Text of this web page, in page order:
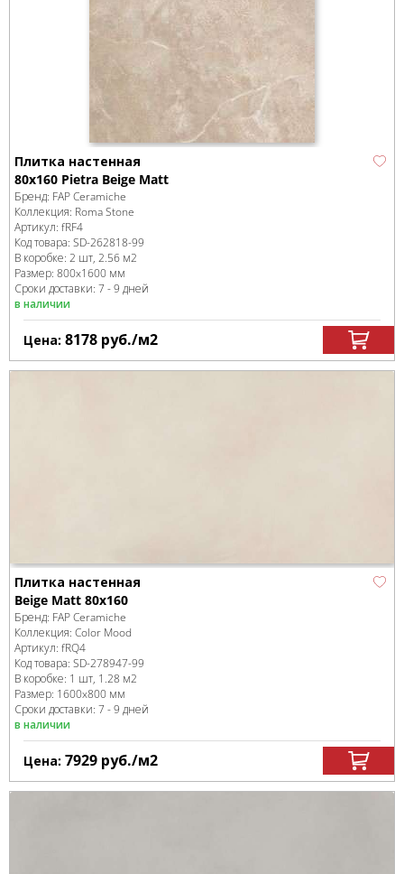
Плитка настенная
80x160 Pietra Beige Matt
Бренд: FAP Ceramiche
Коллекция: Roma Stone
Артикул: fRF4
Код товара: SD-262818-99
В коробке: 2 шт, 2.56 м2
Размер: 800x1600 мм
Сроки доставки: 7 - 9 дней
в наличии
Цена: 8178 руб./м2
Плитка настенная
Beige Matt 80x160
Бренд: FAP Ceramiche
Коллекция: Color Mood
Артикул: fRQ4
Код товара: SD-278947-99
В коробке: 1 шт, 1.28 м2
Размер: 1600x800 мм
Сроки доставки: 7 - 9 дней
в наличии
Цена: 7929 руб./м2